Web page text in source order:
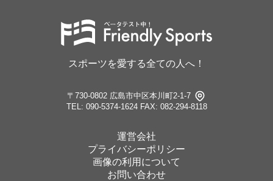
スポーツを愛する全ての人へ！
〒730-0802 広島市中区本川町2-1-7
TEL: 090-5374-1624 FAX: 082-294-8118
運営会社
プライバシーポリシー
画像の利用について
お問い合わせ